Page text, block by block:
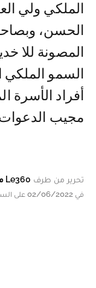
الملكي ولي
الحسن،
المصونة للا
السمو الملكي
أفراد الأسرة
مجيب
تحرير من طرف Le360 مع و.م.ع
في 02/06/2022 على الساعة 08:51